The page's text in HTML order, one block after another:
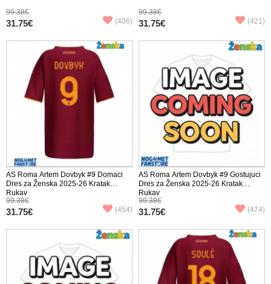
99.38€
31.75€ (406)
99.38€
31.75€ (421)
AS Roma Artem Dovbyk #9 Domaci
Dres za Ženska 2025-26 Kratak
Rukav
99.38€
31.75€ (454)
AS Roma Artem Dovbyk #9 Gostujuci
Dres za Ženska 2025-26 Kratak
Rukav
99.38€
31.75€ (474)